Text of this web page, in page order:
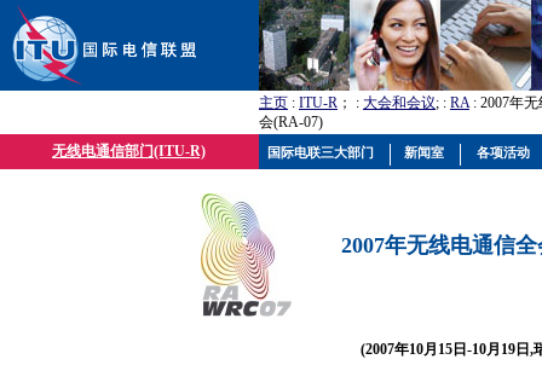
主页 : ITU-R ； : 大会和会议; : RA: 2007年
会(RA-07)
无线电通信部门(ITU-R)
2007年无线电通信
(2007年10月15日-10月19日,
国际电联三大部门 新闻室 各项活动